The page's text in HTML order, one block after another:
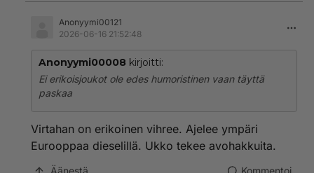
Anonyymi00121
2026-06-16 21:52:48
Anonyymi00008 kirjoitti:
Ei erikoisjoukot ole edes humoristinen vaan täyttä
paskaa
Virtahan on erikoinen vihree. Ajelee ympäri
Eurooppaa dieselillä. Ukko tekee avohakkuita.
Äänestä Kommentoi